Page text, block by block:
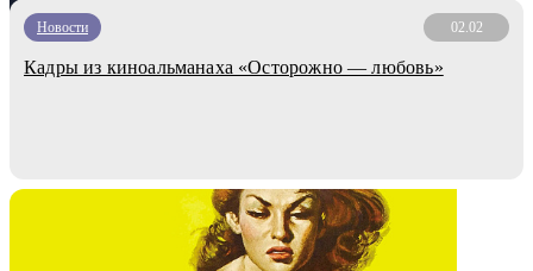
Новости 02.02
Кадры из киноальманаха «Осторожно — любовь»